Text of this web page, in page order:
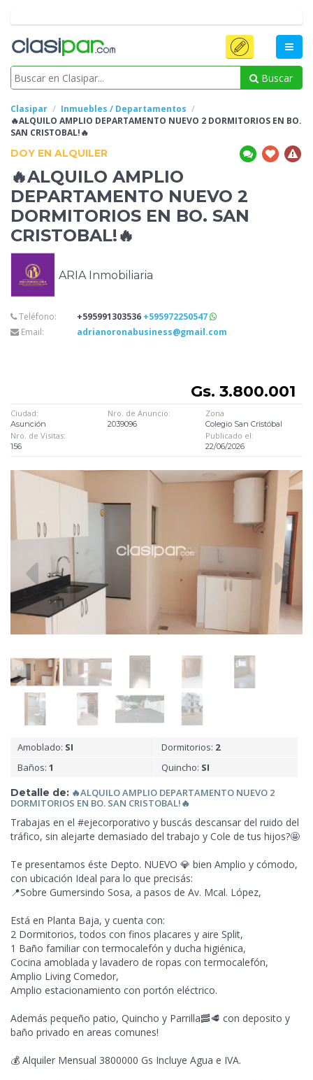
Buscar
Clasipar
Inmuebles / Departamentos
🔥ALQUILO AMPLIO DEPARTAMENTO NUEVO 2 DORMITORIOS EN BO.
SAN CRISTOBAL!🔥
DOY EN ALQUILER
🔥ALQUILO AMPLIO
DEPARTAMENTO NUEVO 2
DORMITORIOS EN BO. SAN
CRISTOBAL!🔥
ARIA Inmobiliaria
Teléfono: +595991303536 +595972250547
Email:
adrianoronabusiness@gmail.com
Gs. 3.800.001
Ciudad:
Asunción
Nro. de Anuncio:
2039096
Zona
Colegio San Cristóbal
Nro. de Visitas:
156
Publicado el:
22/06/2026
Amoblado: SI Dormitorios: 2
Baños: 1 Quincho: SI
Detalle de: 🔥ALQUILO AMPLIO DEPARTAMENTO NUEVO 2
DORMITORIOS EN BO. SAN CRISTOBAL!🔥
Trabajas en el #ejecorporativo y buscás descansar del ruido del
tráfico, sin alejarte demasiado del trabajo y Cole de tus hijos?🤩
Te presentamos éste Depto. NUEVO 💎 bien Amplio y cómodo,
con ubicación Ideal para lo que precisás:
📍Sobre Gumersindo Sosa, a pasos de Av. Mcal. López,
Está en Planta Baja, y cuenta con:
2 Dormitorios, todos con finos placares y aire Split,
1 Baño familiar con termocalefón y ducha higiénica,
Cocina amoblada y lavadero de ropas con termocalefón,
Amplio Living Comedor,
Amplio estacionamiento con portón eléctrico.
Además pequeño patio, Quincho y Parrilla🥓🥩 con deposito y
baño privado en areas comunes!
💰 Alquiler Mensual 3800000 Gs Incluye Agua e IVA.